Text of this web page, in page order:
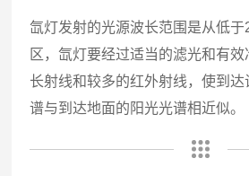
氙灯发射的光源波长范围是从低
区，氙灯要经过适当的滤光和有
长射线和较多的红外射线，使到
谱与到达地面的阳光光谱相近似。